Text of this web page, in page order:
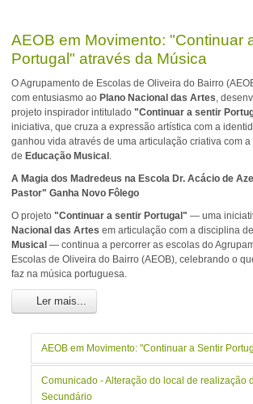
AEOB em Movimento: "Continuar
Portugal" através da Música
O Agrupamento de Escolas de Oliveira do Bairro
com entusiasmo ao Plano Nacional das Artes,
projeto inspirador intitulado"Continuar a sentir
iniciativa, que cruza a expressão artística com a
ganhou vida através de uma articulação criativa com
de Educação Musical .
A Magia dos Madredeus na Escola Dr. Acácio de
Pastor" Ganha Novo Fôlego
O projeto"Continuar a sentir Portugal" — uma
Nacional das Artes em articulação com a disciplina de
Musical — continua a percorrer as escolas do
Escolas de Oliveira do Bairro (AEOB), celebrando o
faz na música portuguesa.
Ler mais...
AEOB em Movimento: "Continuar a Sentir
Comunicado - Alteração do local de
Secundário